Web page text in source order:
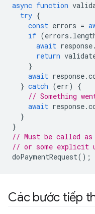
async function
try {
const errors =
if (errors .
await response.
return
}
await response.
} catch (err)
{
// Something
await response.
}
}
// Must be called
// or some explicit
doPaymentRequest();
Các bước tiếp